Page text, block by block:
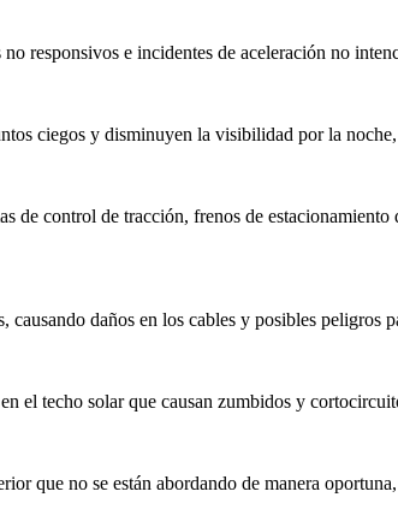
responsivos e incidentes de aceleración no
ciegos y disminuyen la visibilidad por la
de control de tracción, frenos de
causando daños en los cables y posibles peligros
el techo solar que causan zumbidos y
que no se están abordando de manera